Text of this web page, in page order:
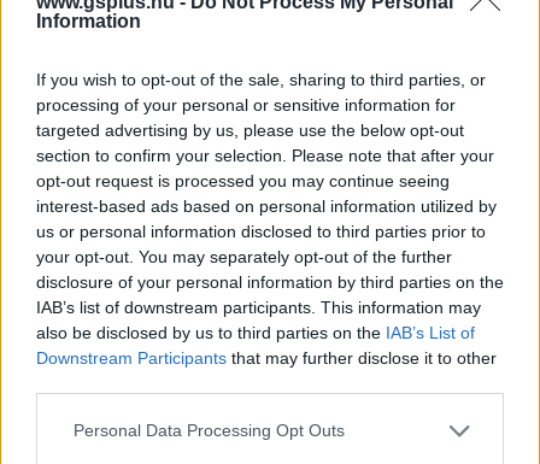
Information
If you wish to opt-out of the sale, sharing to third parties, or
processing of your personal or sensitive information for
targeted advertising by us, please use the below opt-out
section to confirm your selection. Please note that after your
opt-out request is processed you may continue seeing
interest-based ads based on personal information utilized by
us or personal information disclosed to third parties prior to
your opt-out. You may separately opt-out of the further
disclosure of your personal information by third parties on the
IAB’s list of downstream participants. This information may
also be disclosed by us to third parties on the IAB’s List of
Downstream Participants that may further disclose it to other
Please note that this website/app uses one or more Google
Personal Data Processing Opt Outs
kívánatos szintet, sőt azt a minimumot sem, hogy
legyen a legnézettebb műsor. Rengeteg kísérletet
tettünk arra, hogy erre a szintre ne tudjon eljutni a
sorozat, de ez sajnos nem sikerült."
Akárhogy is, túrjátok előBarátok közt kártyáitokat,
toljatok egy nagy meccset, emlékezve a mögöttünk álló
sok gyönyörű évre.
SMASH by Meló-Diák: Homok, zene és a nyár legjobb
Július végén folytatódik a balatoni strandröplabda-
sorozat.